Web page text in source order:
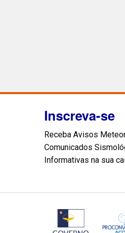
Inscreva-se
Receba Avisos
Comunicados
Informativas na sua